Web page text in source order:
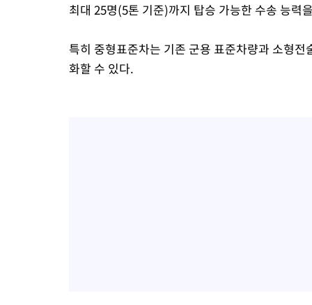
최대 25명(5톤 기준)까지 탑승 가능한 수송 능력
특히 중형표준차는 기존 군용 표준차량과 소형
화할 수 있다.